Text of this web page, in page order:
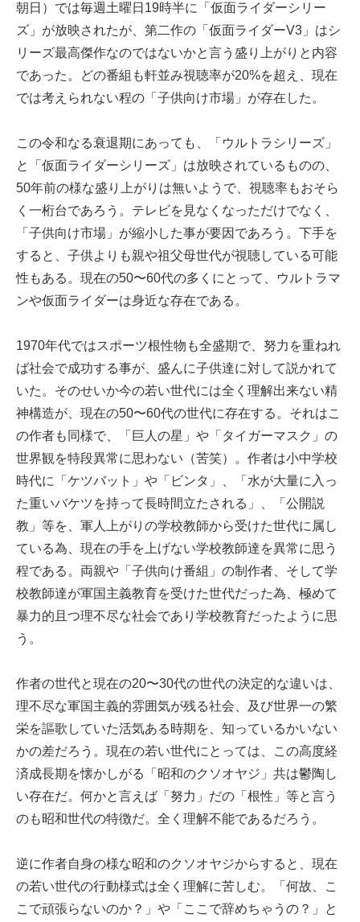
朝日）では毎週土曜日19時半に「仮面ライダーシリー
ズ」が放映されたが、第二作の「仮面ライダーV3」はシ
リーズ最高傑作なのではないかと言う盛り上がりと内容
であった。どの番組も軒並み視聴率が20%を超え、現在
では考えられない程の「子供向け市場」が存在した。
この令和なる衰退期にあっても、「ウルトラシリーズ」
と「仮面ライダーシリーズ」は放映されているものの、
50年前の様な盛り上がりは無いようで、視聴率もおそら
く一桁台であろう。テレビを見なくなっただけでなく、
「子供向け市場」が縮小した事が要因であろう。下手を
すると、子供よりも親や祖父母世代が視聴している可能
性もある。現在の50〜60代の多くにとって、ウルトラマ
ンや仮面ライダーは身近な存在である。
1970年代ではスポーツ根性物も全盛期で、努力を重ねれ
ば社会で成功する事が、盛んに子供達に対して説かれて
いた。そのせいか今の若い世代には全く理解出来ない精
神構造が、現在の50〜60代の世代に存在する。それはこ
の作者も同様で、「巨人の星」や「タイガーマスク」の
世界観を特段異常に思わない（苦笑）。作者は小中学校
時代に「ケツバット」や「ビンタ」、「水が大量に入っ
た重いバケツを持って長時間立たされる」、「公開説
教」等を、軍人上がりの学校教師から受けた世代に属し
ている為、現在の手を上げない学校教師達を異常に思う
程である。両親や「子供向け番組」の制作者、そして学
校教師達が軍国主義教育を受けた世代だった為、極めて
暴力的且つ理不尽な社会であり学校教育だったように思
う。
作者の世代と現在の20〜30代の世代の決定的な違いは、
理不尽な軍国主義的雰囲気が残る社会、及び世界一の繁
栄を謳歌していた活気ある時期を、知っているかいない
かの差だろう。現在の若い世代にとっては、この高度経
済成長期を懐かしがる「昭和のクソオヤジ」共は鬱陶し
い存在だ。何かと言えば「努力」だの「根性」等と言う
のも昭和世代の特徴だ。全く理解不能であるだろう。
逆に作者自身の様な昭和のクソオヤジからすると、現在
の若い世代の行動様式は全く理解に苦しむ。「何故、こ
こで頑張らないのか？」や「ここで辞めちゃうの？」と